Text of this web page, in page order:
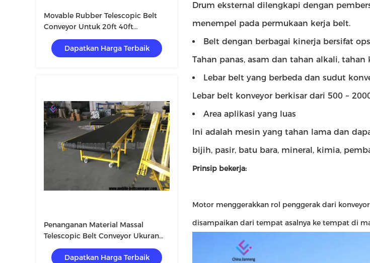
Movable Rubber Telescopic Belt
Conveyor Untuk 20ft 40ft
Container Loading Bongkar
Dapatkan Harga Terbaik
Penanganan Material Massal
Telescopic Belt Conveyor Ukuran
Disesuaikan Pengoperasian
SederhanaDapatkan Harga Terbaik
Drum eksternal dilengkapi dengan
menempel pada permukaan kerja belt.
Belt dengan berbagai kinerja bersifat
Tahan panas, asam dan tahan alkali,
Lebar belt yang berbeda dan sudut
Lebar belt konveyor berkisar dari 500 ~
Area aplikasi yang luas
Ini adalah mesin yang tahan lama dan
bijih, pasir, batu bara, mineral, kimia,
Prinsip bekerja:
Motor menggerakkan rol penggerak dari
disampaikan dari tempat asalnya ke tempat di